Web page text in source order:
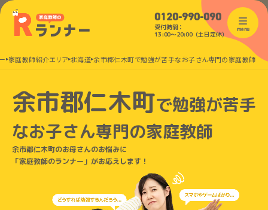
0120-990-090
受付時間：
13:00〜20:00（土日定休）
menu
家庭教師紹介エリア 北海道 余市郡仁木町で勉強が苦手なお子さん専門の家庭教師
余市郡仁木町で勉強が苦手
なお子さん専門の家庭教師
余市郡仁木町のお母さんのお悩みに
「家庭教師のランナー」がお応えします！